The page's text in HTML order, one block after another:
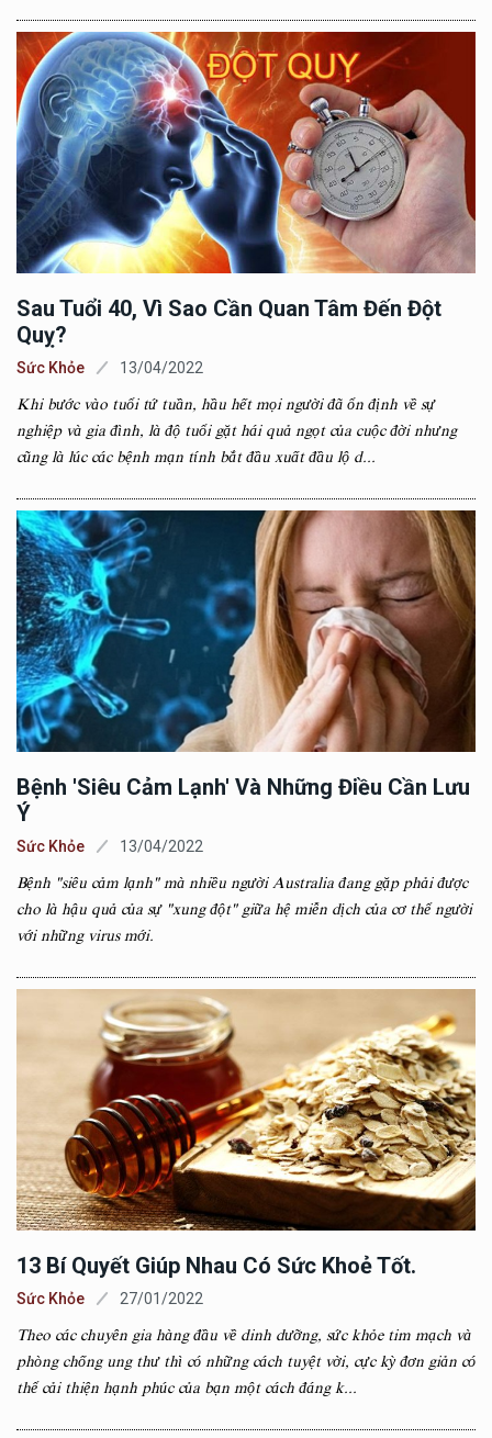
Sau Tuổi 40, Vì Sao Cần Quan Tâm Đến Đột
Quỵ?
Sức Khỏe 13/04/2022
Khi bước vào tuổi tứ tuần, hầu hết mọi người đã ổn định về sự
nghiệp và gia đình, là độ tuổi gặt hái quả ngọt của cuộc đời nhưng
cũng là lúc các bệnh mạn tính bắt đầu xuất đầu lộ d...
Bệnh 'siêu Cảm Lạnh' Và Những Điều Cần Lưu
Ý
Sức Khỏe 13/04/2022
Bệnh "siêu cảm lạnh" mà nhiều người Australia đang gặp phải được
cho là hậu quả của sự "xung đột" giữa hệ miễn dịch của cơ thể người
với những virus mới.
13 Bí Quyết Giúp Nhau Có Sức Khoẻ Tốt.
Sức Khỏe 27/01/2022
Theo các chuyên gia hàng đầu về dinh dưỡng, sức khỏe tim mạch và
phòng chống ung thư thì có những cách tuyệt vời, cực kỳ đơn giản có
thể cải thiện hạnh phúc của bạn một cách đáng k...